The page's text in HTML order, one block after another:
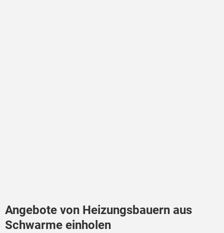
Angebote von Heizungsbauern aus
Schwarme einholen